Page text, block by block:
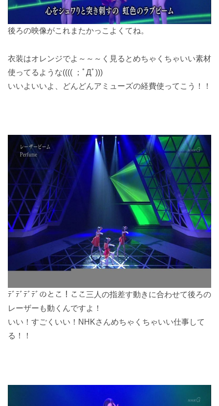
後ろの映像がこれまたかっこよくてね。
衣装はオレンジでよ～～～く見るとめちゃくちゃいい素材
使ってるような(((( ；ﾟДﾟ)))
いいよいいよ、どんどんアミューズの経費使ってこう！！
ﾃﾞﾃﾞﾃﾞﾃﾞのとこ！ここ三人の指差す動きに合わせて後ろの
レーザーも動くんですよ！
いい！すごくいい！NHKさんめちゃくちゃいい仕事して
る！！